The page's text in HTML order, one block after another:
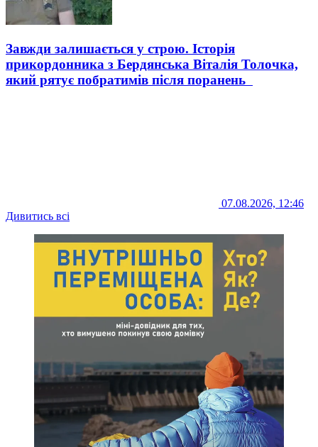
Завжди залишається у строю. Історія
прикордонника з Бердянська Віталія Толочка,
який рятує побратимів після поранень
07.08.2026, 12:46
Дивитись всі